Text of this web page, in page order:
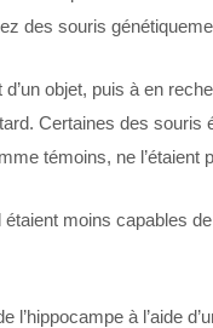
des souris
objet, puis à en
Certaines des souris
témoins, ne l’étaient
moins capables
à l’aide